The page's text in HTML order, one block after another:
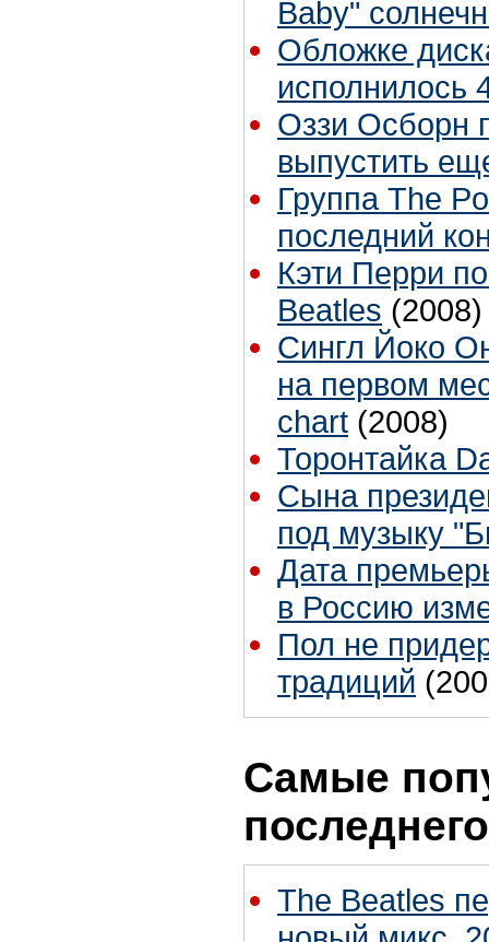
Baby"
Обложке
исполнилось
Оззи Осборн
выпустить
Группа The
последний
Кэти Перри
Beatles (2008)
Сингл Йоко
на первом
chart (2008)
Торонтайка
Сына
под музыку
Дата
в Россию
Пол не
традиций
Самые
The Beatles